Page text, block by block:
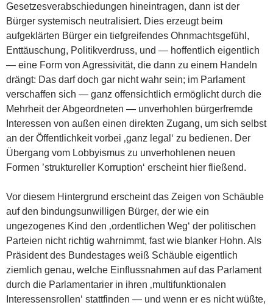
Gesetzesverabschiedungen hineintragen, dann ist der
Bürger systemisch neutralisiert. Dies erzeugt beim
aufgeklärten Bürger ein tiefgreifendes Ohnmachtsgefühl,
Enttäuschung, Politikverdruss, und — hoffentlich eigentlich
— eine Form von Agressivität, die dann zu einem Handeln
drängt: Das darf doch gar nicht wahr sein; im Parlament
verschaffen sich — ganz offensichtlich ermöglicht durch die
Mehrheit der Abgeordneten — unverhohlen bürgerfremde
Interessen von außen einen direkten Zugang, um sich selbst
an der Öffentlichkeit vorbei ‚ganz legal‘ zu bedienen. Der
Übergang vom Lobbyismus zu unverhohlenen neuen
Formen ’struktureller Korruption‘ erscheint hier fließend.
Vor diesem Hintergrund erscheint das Zeigen von Schäuble
auf den bindungsunwilligen Bürger, der wie ein
ungezogenes Kind den ‚ordentlichen Weg‘ der politischen
Parteien nicht richtig wahrnimmt, fast wie blanker Hohn. Als
Präsident des Bundestages weiß Schäuble eigentlich
ziemlich genau, welche Einflussnahmen auf das Parlament
durch die Parlamentarier in ihren ‚multifunktionalen
Interessensrollen‘ stattfinden — und wenn er es nicht wüßte,